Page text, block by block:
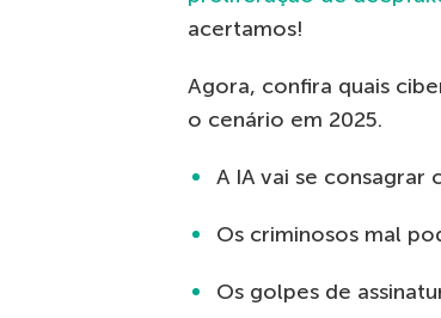
acertamos!
Agora, confira quais
o cenário em 2025.
A IA vai se
Os criminosos mal
Os golpes de